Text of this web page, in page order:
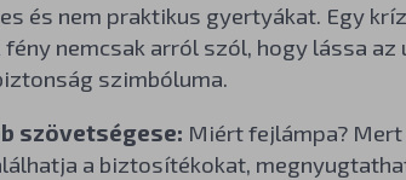
és nem praktikus gyertyákat. Egy
nemcsak arról szól, hogy lássa az
szimbóluma.
szövetségese: Miért fejlámpa?
a biztosítékokat,